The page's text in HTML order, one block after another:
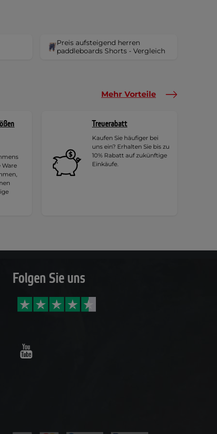
Preis aufsteigend herren
paddleboards Shorts - Vergleich
Mehr Vorteile
Treuerabatt
Kaufen Sie häufiger bei
uns ein? Erhalten Sie bis zu
10% Rabatt auf zukünftige
Einkäufe.
Folgen Sie uns
Youtube